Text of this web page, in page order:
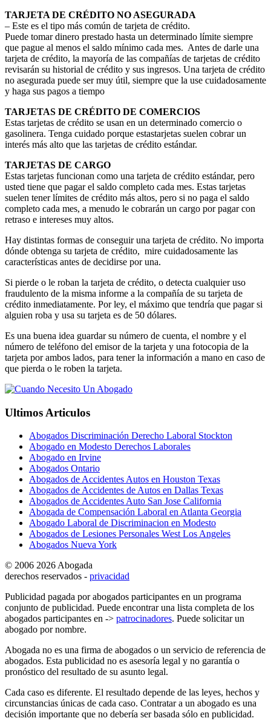
TARJETA DE CRÉDITO NO ASEGURADA
– Este es el tipo más común de tarjeta de crédito.
Puede tomar dinero prestado hasta un determinado límite siempre
que pague al menos el saldo mínimo cada mes. Antes de darle una
tarjeta de crédito, la mayoría de las compañías de tarjetas de crédito
revisarán su historial de crédito y sus ingresos. Una tarjeta de crédito
no asegurada puede ser muy útil, siempre que la use cuidadosamente
y haga sus pagos a tiempo
TARJETAS DE CRÉDITO DE COMERCIOS
Estas tarjetas de crédito se usan en un determinado comercio o
gasolinera. Tenga cuidado porque estastarjetas suelen cobrar un
interés más alto que las tarjetas de crédito estándar.
TARJETAS DE CARGO
Estas tarjetas funcionan como una tarjeta de crédito estándar, pero
usted tiene que pagar el saldo completo cada mes. Estas tarjetas
suelen tener límites de crédito más altos, pero si no paga el saldo
completo cada mes, a menudo le cobrarán un cargo por pagar con
retraso e intereses muy altos.
Hay distintas formas de conseguir una tarjeta de crédito. No importa
dónde obtenga su tarjeta de crédito, mire cuidadosamente las
características antes de decidirse por una.
Si pierde o le roban la tarjeta de crédito, o detecta cualquier uso
fraudulento de la misma informe a la compañía de su tarjeta de
crédito inmediatamente. Por ley, el máximo que tendría que pagar si
alguien roba y usa su tarjeta es de 50 dólares.
Es una buena idea guardar su número de cuenta, el nombre y el
número de teléfono del emisor de la tarjeta y una fotocopia de la
tarjeta por ambos lados, para tener la información a mano en caso de
que pierda o le roben la tarjeta.
Ultimos Articulos
Abogados Discriminación Derecho Laboral Stockton
Abogado en Modesto Derechos Laborales
Abogado en Irvine
Abogados Ontario
Abogados de Accidentes Autos en Houston Texas
Abogados de Accidentes de Autos en Dallas Texas
Abogados de Accidentes Auto San Jose California
Abogada de Compensación Laboral en Atlanta Georgia
Abogado Laboral de Discriminacion en Modesto
Abogados de Lesiones Personales West Los Angeles
Abogados Nueva York
© 2006 2026 Abogada
derechos reservados - privacidad
Publicidad pagada por abogados participantes en un programa
conjunto de publicidad. Puede encontrar una lista completa de los
abogados participantes en -> patrocinadores. Puede solicitar un
abogado por nombre.
Abogada no es una firma de abogados o un servicio de referencia de
abogados. Esta publicidad no es asesoría legal y no garantía o
pronóstico del resultado de su asunto legal.
Cada caso es diferente. El resultado depende de las leyes, hechos y
circunstancias únicas de cada caso. Contratar a un abogado es una
decisión importante que no debería ser basada sólo en publicidad.